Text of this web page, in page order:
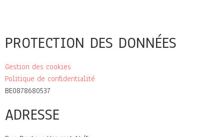
PROTECTION DES DONNÉES
Gestion des cookies
Politique de confidentialité
BE0878680537
ADRESSE